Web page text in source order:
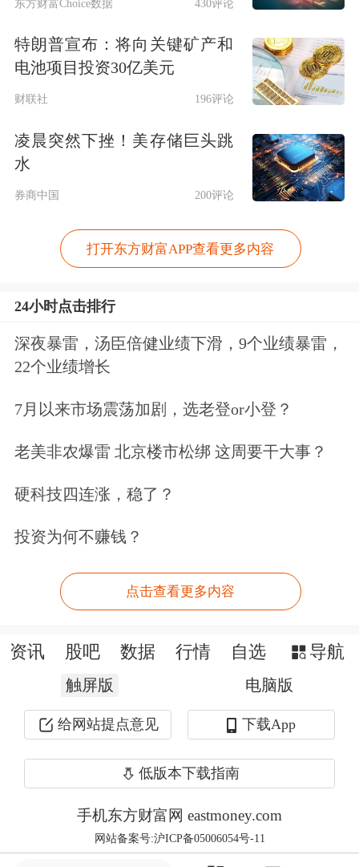
将持续对中下游行业盈利形成压制。
1.PPI涨幅超预期，缘于贡献高度集中
4月PPI同比涨幅从上月的0.5%扩大至
2.8%，PPI环比上涨1.7%，也较上月的
1.0%进一步扩大，PPI环比明显超过基
于PMI出厂价格和原材料指数预测的结
果。我们认为，这或与PPI涨幅贡献高
看，当采矿和上游制造PPI环比贡献较
的情况。这是因为PMI价格指数本质上
是扩散指标，侧重反映价格涨跌分布
的“广度”，而当少数行业PPI环比上涨
PMI对PPI环比的预测误差往往会有所放
石油煤炭加工业、化学原料及制品业、
制造业、橡胶塑料制品业PPI
5.6%和1.7%。我们测算，这五大能源化
东方财富Choice数据 430评论
特朗普宣布：将向关键矿产和
电池项目投资30亿美元
财联社 196评论
凌晨突然下挫！美存储巨头跳
水
券商中国 200评论
打开东方财富APP查看更多内容
24小时点击排行
深夜暴雷，汤臣倍健业绩下滑，9个业绩暴雷，
22个业绩增长
7月以来市场震荡加剧，选老登or小登？
老美非农爆雷 北京楼市松绑 这周要干大事？
硬科技四连涨，稳了？
投资为何不赚钱？
点击查看更多内容
资讯 股吧 数据 行情 自选 导航
触屏版 电脑版
给网站提点意见 下载App
低版本下载指南
手机东方财富网 eastmoney.com
网站备案号:沪ICP备05006054号-11